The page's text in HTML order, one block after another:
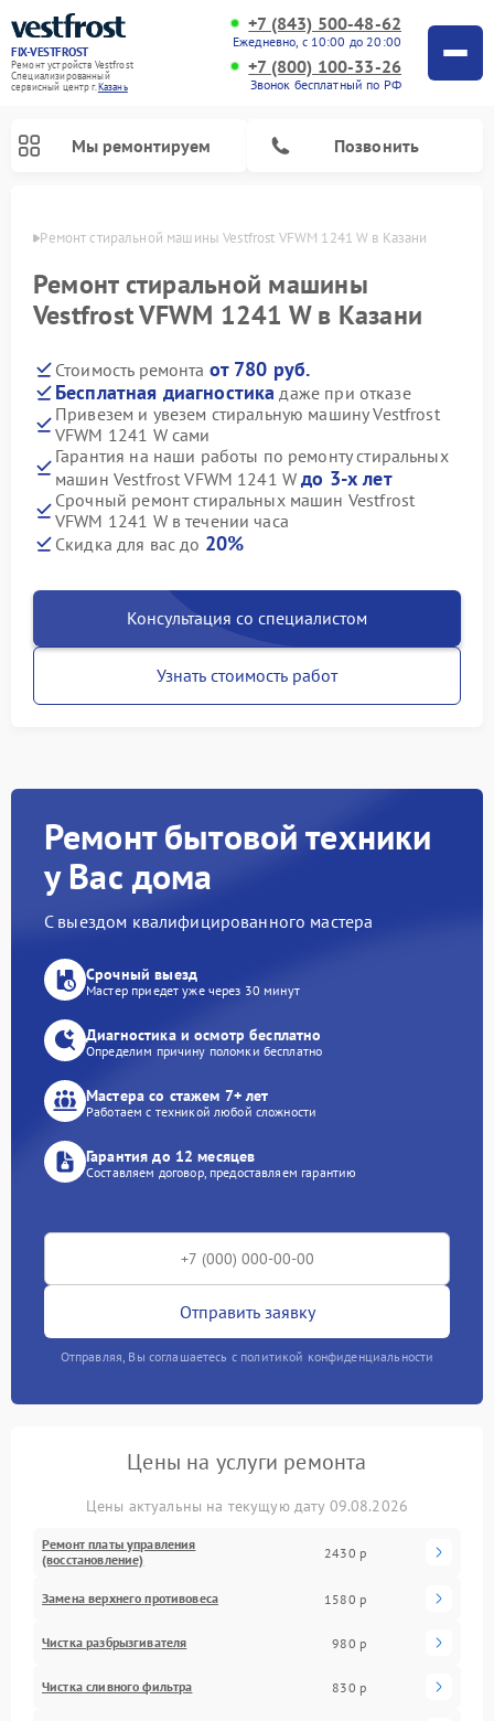
FIX-VESTFROST
Ремонт устройств Vestfrost
Специализированный
cервисный центр г.Казань
+7 (843) 500-48-62
Ежедневно, с 10:00 до 20:00
+7 (800) 100-33-26
Звонок бесплатный по РФ
Мы ремонтируем Позвонить
Ремонт стиральной машины Vestfrost VFWM 1241 W в Казани
Ремонт стиральной машины
Vestfrost VFWM 1241 W в Казани
Стоимость ремонта от 780 руб.
Бесплатная диагностика даже при отказе
Привезем и увезем стиральную машину Vestfrost
VFWM 1241 W сами
Гарантия на наши работы по ремонту стиральных
машин Vestfrost VFWM 1241 Wдо 3-х лет
Срочный ремонт стиральных машин Vestfrost
VFWM 1241 W в течении часа
Скидка для вас до 20%
Консультация со специалистом
Узнать стоимость работ
Ремонт бытовой техники
у Вас дома
С выездом квалифицированного мастера
Срочный выезд
Мастер приедет уже через 30 минут
Диагностика и осмотр бесплатно
Определим причину поломки бесплатно
Мастера со стажем 7+ лет
Работаем с техникой любой сложности
Гарантия до 12 месяцев
Составляем договор, предоставляем гарантию
Отправить заявку
Отправляя, Вы соглашаетесь с политикой конфиденциальности
Цены на услуги ремонта
Цены актуальны на текущую дату 09.08.2026
Ремонт платы управления
(восстановление)
2430 р
Замена верхнего противовеса 1580 р
Чистка разбрызгивателя 980 р
Чистка сливного фильтра 830 р